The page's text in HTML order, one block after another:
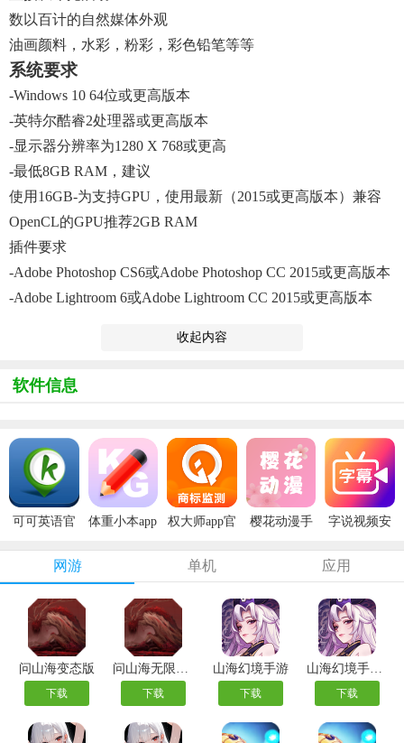
数以百计的自然媒体外观
油画颜料，水彩，粉彩，彩色铅笔等等
系统要求
-Windows 10 64位或更高版本
-英特尔酷睿2处理器或更高版本
-显示器分辨率为1280 X 768或更高
-最低8GB RAM，建议
使用16GB-为支持GPU，使用最新（2015或更高版本）兼容
OpenCL的GPU推荐2GB RAM
插件要求
-Adobe Photoshop CS6或Adobe Photoshop CC 2015或更高版本
-Adobe Lightroom 6或Adobe Lightroom CC 2015或更高版本
收起内容
软件信息
可可英语官
体重小本app
权大师app官
樱花动漫手
字说视频安
网游 单机 应用
问山海变态版
下载
问山海无限资源版
下载
山海幻境手游
下载
山海幻境手游官方版
下载